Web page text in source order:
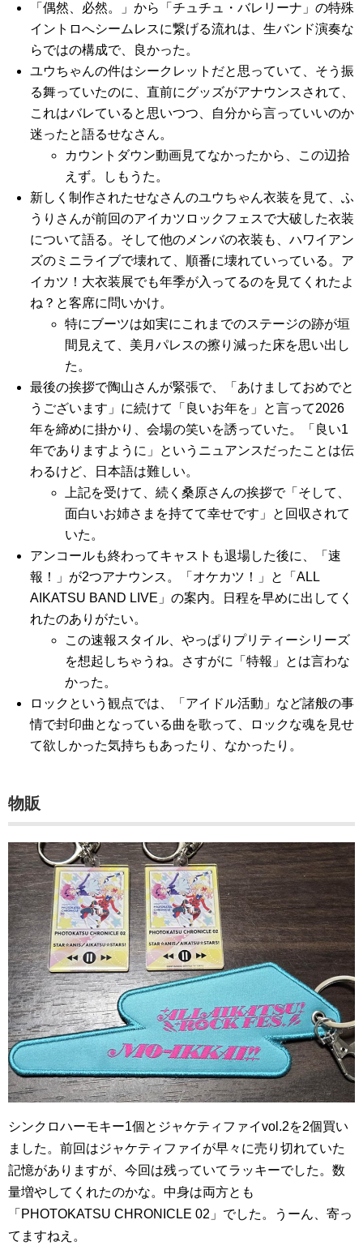
「偶然、必然。」から「チュチュ・バレリーナ」の特殊
イントロへシームレスに繋げる流れは、生バンド演奏な
らではの構成で、良かった。
ユウちゃんの件はシークレットだと思っていて、そう振
る舞っていたのに、直前にグッズがアナウンスされて、
これはバレていると思いつつ、自分から言っていいのか
迷ったと語るせなさん。
カウントダウン動画見てなかったから、この辺拾
えず。しもうた。
新しく制作されたせなさんのユウちゃん衣装を見て、ふ
うりさんが前回のアイカツロックフェスで大破した衣装
について語る。そして他のメンバの衣装も、ハワイアン
ズのミニライブで壊れて、順番に壊れていっている。ア
イカツ！大衣装展でも年季が入ってるのを見てくれたよ
ね？と客席に問いかけ。
特にブーツは如実にこれまでのステージの跡が垣
間見えて、美月パレスの擦り減った床を思い出し
た。
最後の挨拶で陶山さんが緊張で、「あけましておめでと
うございます」に続けて「良いお年を」と言って2026
年を締めに掛かり、会場の笑いを誘っていた。「良い1
年でありますように」というニュアンスだったことは伝
わるけど、日本語は難しい。
上記を受けて、続く桑原さんの挨拶で「そして、
面白いお姉さまを持てて幸せです」と回収されて
いた。
アンコールも終わってキャストも退場した後に、「速
報！」が2つアナウンス。「オケカツ！」と「ALL
AIKATSU BAND LIVE」の案内。日程を早めに出してく
れたのありがたい。
この速報スタイル、やっぱりプリティーシリーズ
を想起しちゃうね。さすがに「特報」とは言わな
かった。
ロックという観点では、「アイドル活動」など諸般の事
情で封印曲となっている曲を歌って、ロックな魂を見せ
て欲しかった気持ちもあったり、なかったり。
物販
シンクロハーモキー1個とジャケティファイvol.2を2個買い
ました。前回はジャケティファイが早々に売り切れていた
記憶がありますが、今回は残っていてラッキーでした。数
量増やしてくれたのかな。中身は両方とも
「PHOTOKATSU CHRONICLE 02」でした。うーん、寄っ
てますねえ。